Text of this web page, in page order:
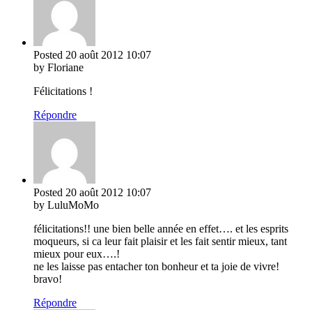
Posted 20 août 2012 10:07
by Floriane
Félicitations !
Répondre
Posted 20 août 2012 10:07
by LuluMoMo
félicitations!! une bien belle année en effet…. et les esprits
moqueurs, si ca leur fait plaisir et les fait sentir mieux, tant
mieux pour eux….!
ne les laisse pas entacher ton bonheur et ta joie de vivre!
bravo!
Répondre